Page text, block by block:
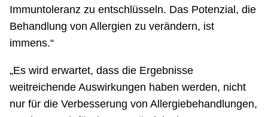
Immuntoleranz zu entschlüsseln. Das Potenzial, die
Behandlung von Allergien zu verändern, ist
immens.“
„Es wird erwartet, dass die Ergebnisse
weitreichende Auswirkungen haben werden, nicht
nur für die Verbesserung von Allergiebehandlungen,